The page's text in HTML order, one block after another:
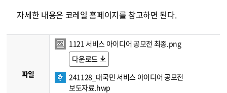
자세한 내용은 코레일 홈페이지를 참고하면 된다.
파일
1121 서비스 아이디어 공모전 최종.png
다운로드
241128_대국민 서비스 아이디어 공모전
보도자료.hwp